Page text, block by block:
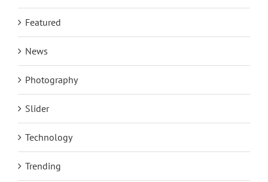
Featured
News
Photography
Slider
Technology
Trending